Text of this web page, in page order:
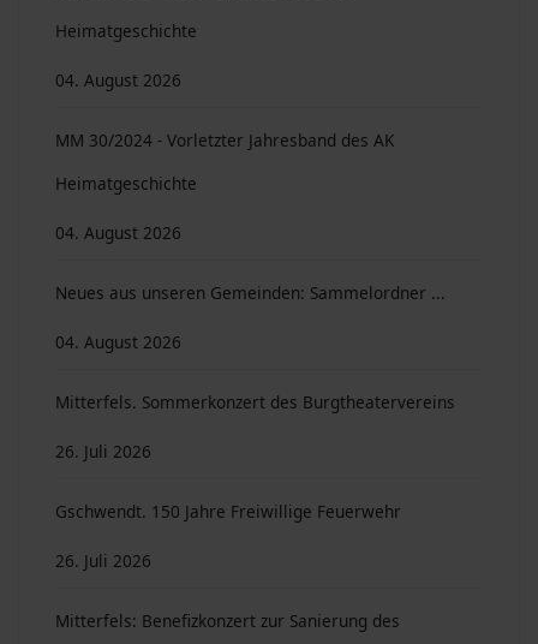
Heimatgeschichte
04. August 2026
MM 30/2024 - Vorletzter Jahresband des AK
Heimatgeschichte
04. August 2026
Neues aus unseren Gemeinden: Sammelordner ...
04. August 2026
Mitterfels. Sommerkonzert des Burgtheatervereins
26. Juli 2026
Gschwendt. 150 Jahre Freiwillige Feuerwehr
26. Juli 2026
Mitterfels: Benefizkonzert zur Sanierung des